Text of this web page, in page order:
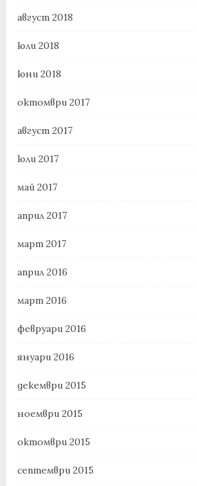
август 2018
юли 2018
юни 2018
октомври 2017
август 2017
юли 2017
май 2017
април 2017
март 2017
април 2016
март 2016
февруари 2016
януари 2016
декември 2015
ноември 2015
октомври 2015
септември 2015